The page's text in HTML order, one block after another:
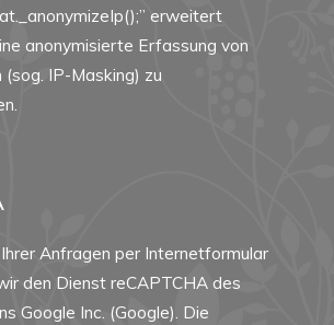
erweitert
anonymisierte Erfassung von
IP-Masking) zu
Anfragen per Internetformular
den Dienst reCAPTCHA des
Google Inc. (Google). Die